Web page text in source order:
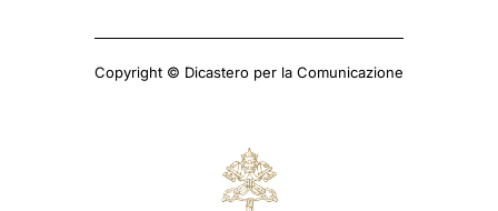
Copyright © Dicastero per la Comunicazione